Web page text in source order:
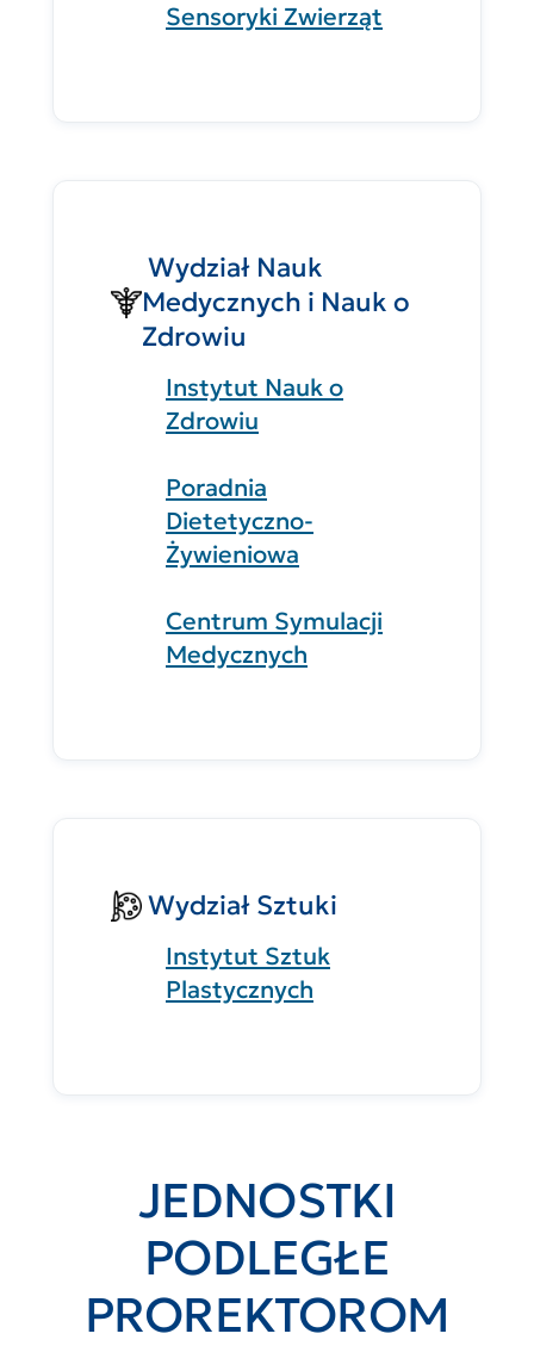
Sensoryki Zwierząt
Wydział Nauk
Medycznych i Nauk o
Zdrowiu
Instytut Nauk o
Zdrowiu
Poradnia
Dietetyczno-
Żywieniowa
Centrum Symulacji
Medycznych
Wydział Sztuki
Instytut Sztuk
Plastycznych
JEDNOSTKI
PODLEGŁE
PROREKTOROM